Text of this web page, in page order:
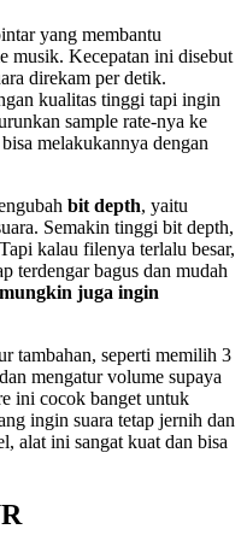
yang membantu
musik. Kecepatan ini disebut
direkam per detik.
kualitas tinggi tapi ingin
sample rate-nya ke
melakukannya dengan
bit depth, yaitu
Semakin tinggi bit depth,
kalau filenya terlalu besar,
terdengar bagus dan mudah
juga ingin
tambahan, seperti memilih 3
mengatur volume supaya
ini cocok banget untuk
ingin suara tetap jernih dan
alat ini sangat kuat dan bisa